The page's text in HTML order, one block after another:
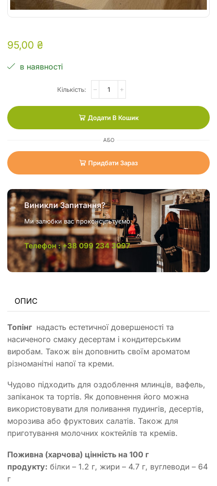
95,00 ₴
в наявності
Додати В Кошик
АБО
Придбати Зараз
Виникли Запитання?
Ми залюбки вас проконсультуємо.
Телефон : +38 099 234 3097
ОПИС
Топінг надасть естетичної довершеності та
насиченого смаку десертам і кондитерським
виробам. Також він доповнить своїм ароматом
різноманітні напої та креми.
Чудово підходить для оздоблення млинців, вафель,
запіканок та тортів. Як доповнення його можна
використовувати для поливання пудингів, десертів,
морозива або фруктових салатів. Також для
приготування молочних коктейлів та кремів.
Поживна (харчова) цінність на 100 г
продукту: білки – 1.2 г, жири – 4.7 г, вуглеводи – 64
г